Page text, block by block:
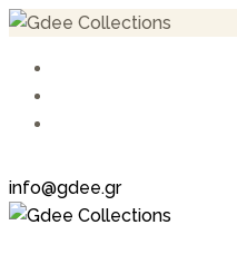
info@gdee.gr